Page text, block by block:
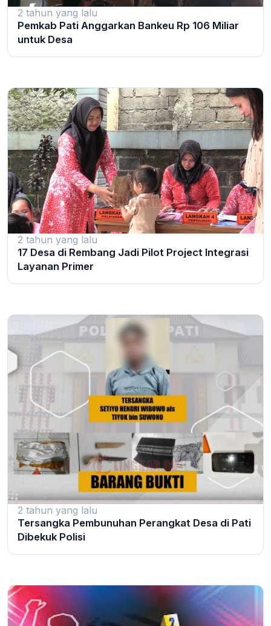
2 tahun yang lalu
Pemkab Pati Anggarkan Bankeu Rp 106 Miliar
untuk Desa
2 tahun yang lalu
17 Desa di Rembang Jadi Pilot Project Integrasi
Layanan Primer
2 tahun yang lalu
Tersangka Pembunuhan Perangkat Desa di Pati
Dibekuk Polisi